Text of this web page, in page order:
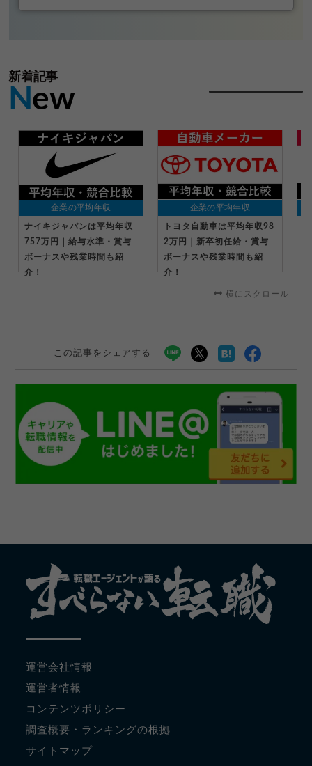
新着記事
New
企業の平均年収
ナイキジャパンは平均年収
757万円｜給与水準・賞与
ボーナスや残業時間も紹
介！
企業の平均年収
トヨタ自動車は平均年収98
2万円｜新卒初任給・賞与
ボーナスや残業時間も紹
介！
横にスクロール
この記事をシェアする
運営会社情報
運営者情報
コンテンツポリシー
調査概要・ランキングの根拠
サイトマップ